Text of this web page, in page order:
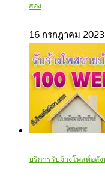
สอง
16 กรกฎาคม 2023
บริการรับจ้างโพสต์อสัง